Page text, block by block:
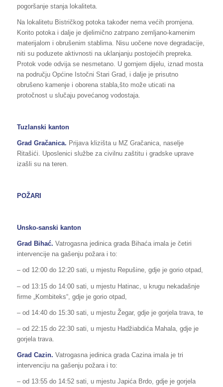
pogoršanje stanja lokaliteta.
Na lokalitetu Bistričkog potoka također nema većih promjena.
Korito potoka i dalje je djelimično zatrpano zemljano-kamenim
materijalom i obrušenim stablima. Nisu uočene nove degradacije,
niti su poduzete aktivnosti na uklanjanju postojećih prepreka.
Protok vode odvija se nesmetano. U gornjem dijelu, iznad mosta
na području Općine Istočni Stari Grad, i dalje je prisutno
obrušeno kamenje i oborena stabla,što može uticati na
protočnost u slučaju povećanog vodostaja.
Tuzlanski kanton
Grad Gračanica. Prijava klizišta u MZ Gračanica, naselje
Ritašići. Uposlenici službe za civilnu zaštitu i gradske uprave
izašli su na teren.
POŽARI
Unsko-sanski kanton
Grad Bihać. Vatrogasna jedinica grada Bihaća imala je četiri
intervencije na gašenju požara i to:
– od 12:00 do 12:20 sati, u mjestu Repušine, gdje je gorio otpad,
– od 13:15 do 14:00 sati, u mjestu Hatinac, u krugu nekadašnje
firme „Kombiteks“, gdje je gorio otpad,
– od 14:40 do 15:30 sati, u mjestu Žegar, gdje je gorjela trava, te
– od 22:15 do 22:30 sati, u mjestu Hadžiabdića Mahala, gdje je
gorjela trava.
Grad Cazin. Vatrogasna jedinica grada Cazina imala je tri
intervenciju na gašenju požara i to:
– od 13:55 do 14:52 sati, u mjestu Japića Brdo, gdje je gorjela